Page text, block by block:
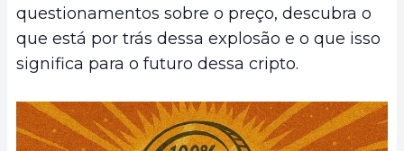
questionamentos sobre o preço, descubra o
que está por trás dessa explosão e o que isso
significa para o futuro dessa cripto.